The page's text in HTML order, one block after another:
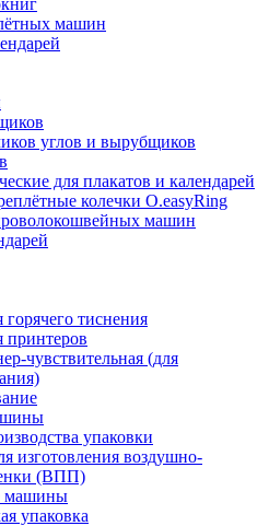
машин
углов и вырубщиков
для плакатов и календарей
колечки O.easyRing
машин
горячего тиснения
принтеров
чувствительная (для
упаковки
изготовления воздушно-
(ВПП)
машины
упаковка